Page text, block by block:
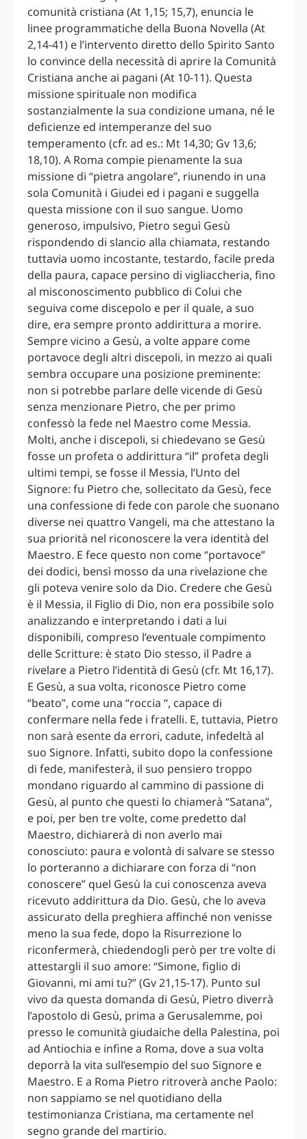
comunità cristiana (At 1,15; 15,7), enuncia le
linee programmatiche della Buona Novella (At
2,14-41) e l’intervento diretto dello Spirito Santo
lo convince della necessità di aprire la Comunità
Cristiana anche ai pagani (At 10-11). Questa
missione spirituale non modifica
sostanzialmente la sua condizione umana, né le
deficienze ed intemperanze del suo
temperamento (cfr. ad es.: Mt 14,30; Gv 13,6;
18,10). A Roma compie pienamente la sua
missione di “pietra angolare”, riunendo in una
sola Comunità i Giudei ed i pagani e suggella
questa missione con il suo sangue. Uomo
generoso, impulsivo, Pietro seguì Gesù
rispondendo di slancio alla chiamata, restando
tuttavia uomo incostante, testardo, facile preda
della paura, capace persino di vigliaccheria, fino
al misconoscimento pubblico di Colui che
seguiva come discepolo e per il quale, a suo
dire, era sempre pronto addirittura a morire.
Sempre vicino a Gesù, a volte appare come
portavoce degli altri discepoli, in mezzo ai quali
sembra occupare una posizione preminente:
non si potrebbe parlare delle vicende di Gesù
senza menzionare Pietro, che per primo
confessò la fede nel Maestro come Messia.
Molti, anche i discepoli, si chiedevano se Gesù
fosse un profeta o addirittura “il” profeta degli
ultimi tempi, se fosse il Messia, l’Unto del
Signore: fu Pietro che, sollecitato da Gesù, fece
una confessione di fede con parole che suonano
diverse nei quattro Vangeli, ma che attestano la
sua priorità nel riconoscere la vera identità del
Maestro. E fece questo non come “portavoce”
dei dodici, bensì mosso da una rivelazione che
gli poteva venire solo da Dio. Credere che Gesù
è il Messia, il Figlio di Dio, non era possibile solo
analizzando e interpretando i dati a lui
disponibili, compreso l’eventuale compimento
delle Scritture: è stato Dio stesso, il Padre a
rivelare a Pietro l’identità di Gesù (cfr. Mt 16,17).
E Gesù, a sua volta, riconosce Pietro come
“beato”, come una “roccia “, capace di
confermare nella fede i fratelli. E, tuttavia, Pietro
non sarà esente da errori, cadute, infedeltà al
suo Signore. Infatti, subito dopo la confessione
di fede, manifesterà, il suo pensiero troppo
mondano riguardo al cammino di passione di
Gesù, al punto che questi lo chiamerà “Satana”,
e poi, per ben tre volte, come predetto dal
Maestro, dichiarerà di non averlo mai
conosciuto: paura e volontà di salvare se stesso
lo porteranno a dichiarare con forza di “non
conoscere” quel Gesù la cui conoscenza aveva
ricevuto addirittura da Dio. Gesù, che lo aveva
assicurato della preghiera affinché non venisse
meno la sua fede, dopo la Risurrezione lo
riconfermerà, chiedendogli però per tre volte di
attestargli il suo amore: “Simone, figlio di
Giovanni, mi ami tu?” (Gv 21,15-17). Punto sul
vivo da questa domanda di Gesù, Pietro diverrà
l’apostolo di Gesù, prima a Gerusalemme, poi
presso le comunità giudaiche della Palestina, poi
ad Antiochia e infine a Roma, dove a sua volta
deporrà la vita sull’esempio del suo Signore e
Maestro. E a Roma Pietro ritroverà anche Paolo:
non sappiamo se nel quotidiano della
testimonianza Cristiana, ma certamente nel
segno grande del martirio.